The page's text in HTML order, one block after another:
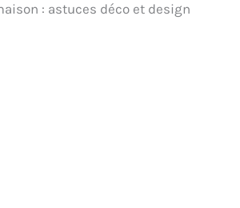
: astuces déco et design